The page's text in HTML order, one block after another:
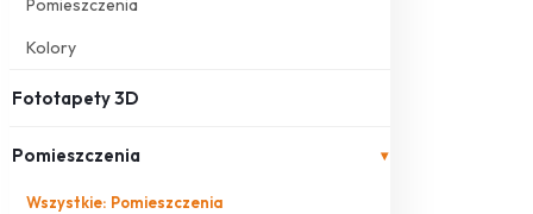
Pomieszczenia
Kolory
Fototapety 3D
Pomieszczenia ▾
Wszystkie: Pomieszczenia